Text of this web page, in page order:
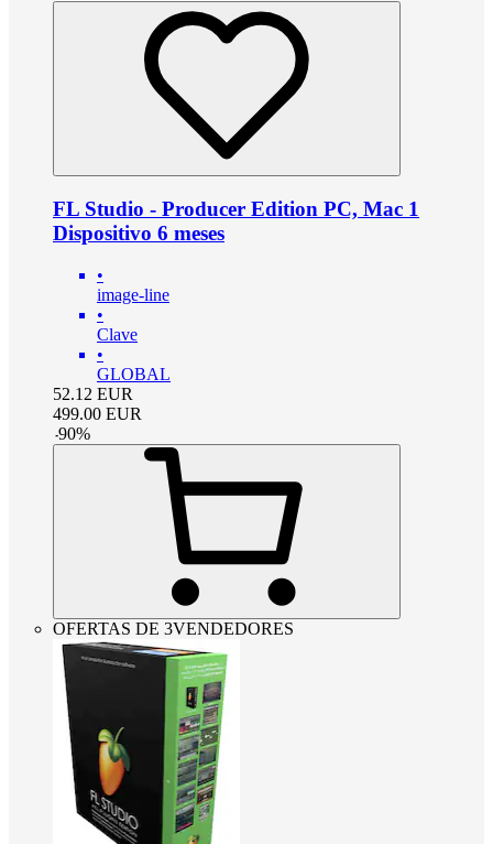
FL Studio - Producer Edition PC, Mac 1
Dispositivo 6 meses
•
image-line
•
Clave
•
GLOBAL
52.12 EUR
499.00 EUR
-90%
OFERTAS DE 3VENDEDORES